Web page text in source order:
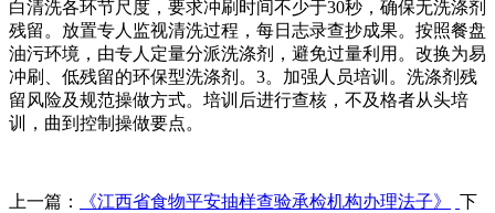
白清洗各环节尺度，要求冲刷时间不少于30秒，确保无洗涤剂
残留。放置专人监视清洗过程，每日志录查抄成果。按照餐盘
油污环境，由专人定量分派洗涤剂，避免过量利用。改换为易
冲刷、低残留的环保型洗涤剂。3。加强人员培训。洗涤剂残
留风险及规范操做方式。培训后进行查核，不及格者从头培
训，曲到控制操做要点。
上一篇： 《江西省食物平安抽样查验承检机构办理法子》
下